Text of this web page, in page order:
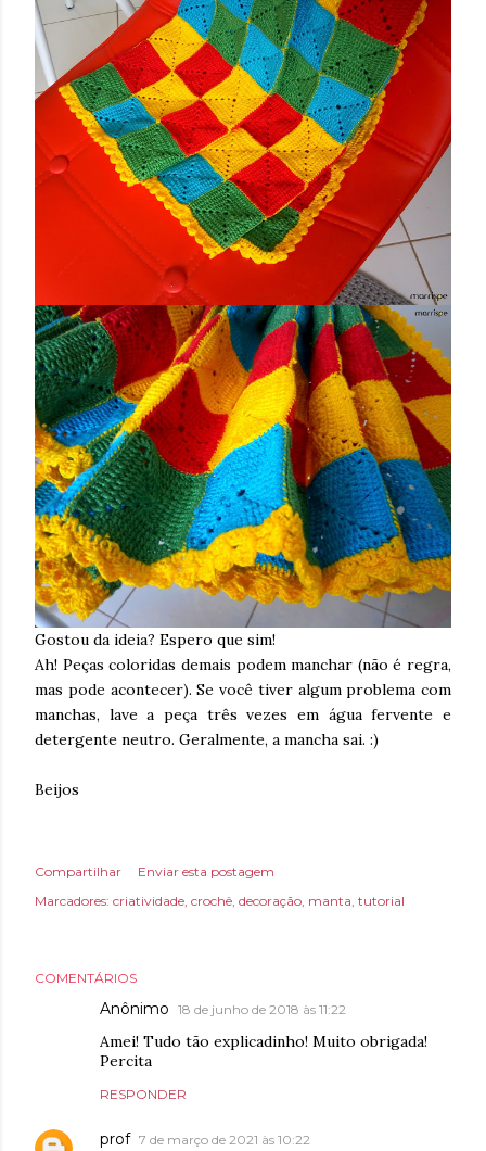
Gostou da ideia? Espero que sim!
Ah! Peças coloridas demais podem manchar (não é regra,
mas pode acontecer). Se você tiver algum problema com
manchas, lave a peça três vezes em água fervente e
detergente neutro. Geralmente, a mancha sai. :)
Beijos
Compartilhar
Enviar esta postagem
Marcadores: criatividade crochê decoração manta tutorial
COMENTÁRIOS
Anônimo 18 de junho de 2018 às 11:22
Amei! Tudo tão explicadinho! Muito obrigada!
Percita
RESPONDER
prof 7 de março de 2021 às 10:22